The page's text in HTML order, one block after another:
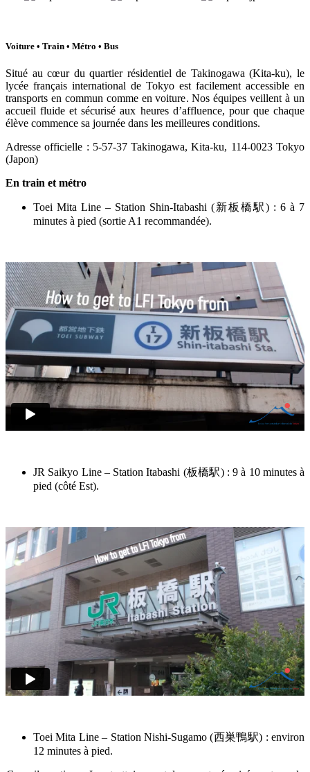
Voiture • Train • Métro • Bus
Situé au cœur du quartier résidentiel de Takinogawa (Kita-ku), le
lycée français international de Tokyo est facilement accessible en
transports en commun comme en voiture. Nos équipes veillent à un
accueil fluide et sécurisé aux heures d’affluence, pour que chaque
élève commence sa journée dans les meilleures conditions.
Adresse officielle : 5-57-37 Takinogawa, Kita-ku, 114-0023 Tokyo
(Japon)
En train et métro
Toei Mita Line – Station Shin-Itabashi (新板橋駅) : 6 à 7
minutes à pied (sortie A1 recommandée).
JR Saikyo Line – Station Itabashi (板橋駅) : 9 à 10 minutes à
pied (côté Est).
Toei Mita Line – Station Nishi-Sugamo (西巣鴨駅) : environ
12 minutes à pied.